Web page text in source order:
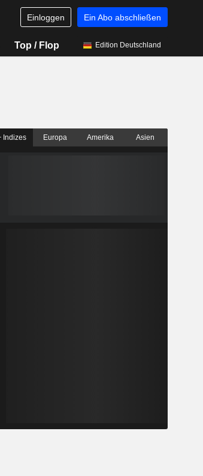
Einloggen Ein Abo abschließen
Top / Flop Edition Deutschland
Indizes Europa Amerika Asien